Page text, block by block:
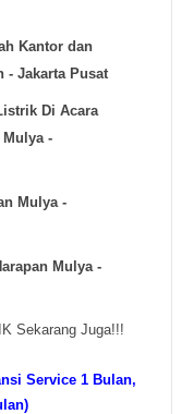
Kantor dan
- Jakarta Pusat
Di Acara
Mulya -
Mulya -
Mulya -
Sekarang Juga!!!
Service 1 Bulan,